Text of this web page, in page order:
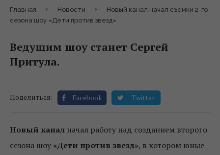
Главная Новости
Новый канал начал съемки 2-го
сезона шоу «Дети против звезд»
Ведущим шоу станет Сергей
Притула.
Поделиться: Facebook Twitter
Новый канал начал работу над созданием второго
сезона шоу «Дети против звезд», в котором юные